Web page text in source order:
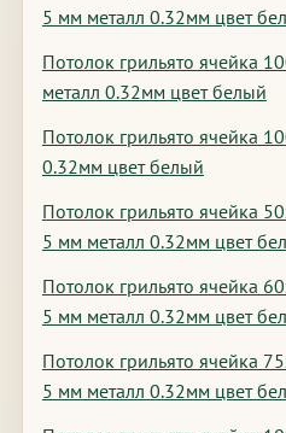
5 мм металл 0.32мм цвет
Потолок грильято ячейка
металл 0.32мм цвет белый
Потолок грильято ячейка
0.32мм цвет белый
Потолок грильято ячейка
5 мм металл 0.32мм цвет
Потолок грильято ячейка
5 мм металл 0.32мм цвет
Потолок грильято ячейка
5 мм металл 0.32мм цвет